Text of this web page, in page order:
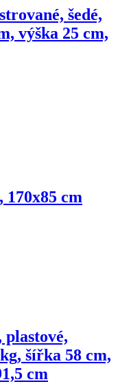
šedé,
výška 25 cm,
170x85 cm
plastové,
šířka 58 cm,
cm